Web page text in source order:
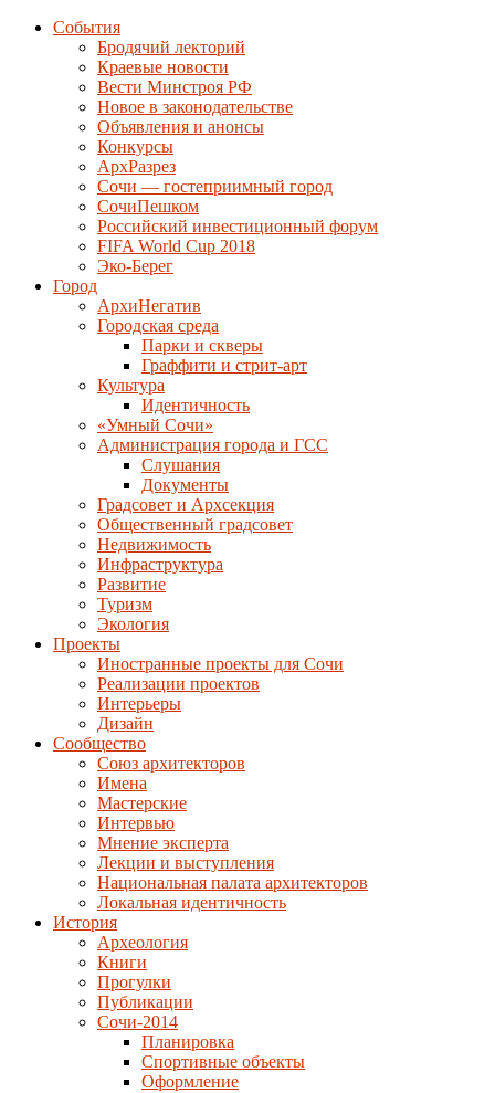
События
Бродячий лекторий
Краевые новости
Вести Минстроя РФ
Новое в законодательстве
Объявления и анонсы
Конкурсы
АрхРазрез
Сочи — гостеприимный город
СочиПешком
Российский инвестиционный форум
FIFA World Cup 2018
Эко-Берег
Город
АрхиНегатив
Городская среда
Парки и скверы
Граффити и стрит-арт
Культура
Идентичность
«Умный Сочи»
Администрация города и ГСС
Слушания
Документы
Градсовет и Архсекция
Общественный градсовет
Недвижимость
Инфраструктура
Развитие
Туризм
Экология
Проекты
Иностранные проекты для Сочи
Реализации проектов
Интерьеры
Дизайн
Сообщество
Союз архитекторов
Имена
Мастерские
Интервью
Мнение эксперта
Лекции и выступления
Национальная палата архитекторов
Локальная идентичность
История
Археология
Книги
Прогулки
Публикации
Сочи-2014
Планировка
Спортивные объекты
Оформление